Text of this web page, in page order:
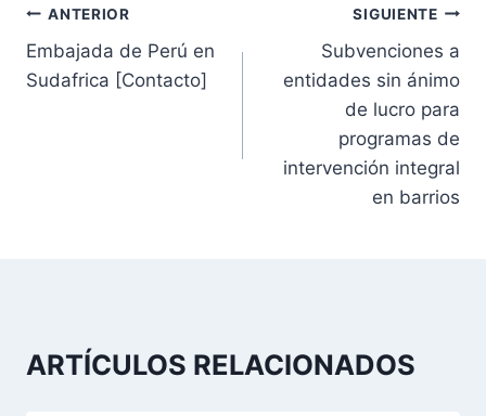
N
a
ó
ANTERIOR
Embajada de Perú en
Sudafrica [Contacto]
SIGUIENTE
Subvenciones a
entidades sin ánimo
de lucro para
programas de
intervención integral
en barrios
ARTÍCULOS RELACIONADOS